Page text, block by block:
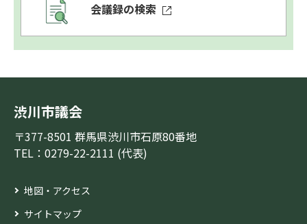
会議録の検索
渋川市議会
〒377-8501 群馬県渋川市石原80番地
TEL：0279-22-2111 (代表)
地図・アクセス
サイトマップ